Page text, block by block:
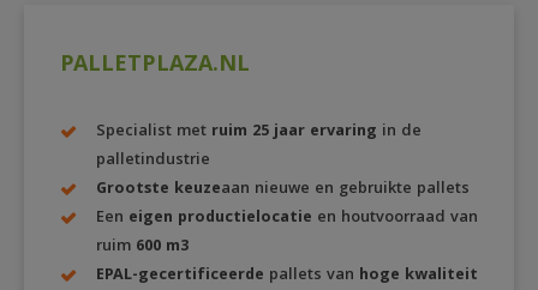
PALLETPLAZA.NL
Specialist met ruim 25 jaar ervaring in de
palletindustrie
Grootste keuzeaan nieuwe en gebruikte pallets
Een eigen productielocatie en houtvoorraad van
ruim 600 m3
EPAL-gecertificeerde pallets van hoge kwaliteit